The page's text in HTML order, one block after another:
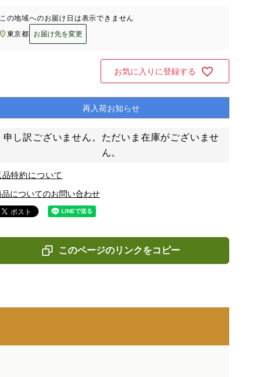
の地域へのお届け日は表示できません
東京都
お届け先を変更
お気に入りに登録する
再入荷お知らせ
申し訳ございません。ただいま在庫がございませ
ん。
品特約について
品についてのお問い合わせ
このページのリンクをコピー